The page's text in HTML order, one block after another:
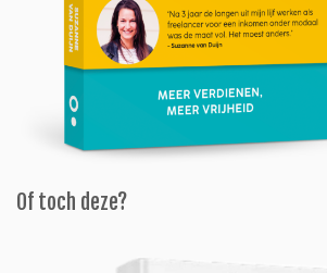
Of toch deze?